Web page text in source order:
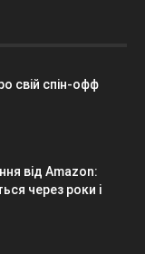
свій спін-офф
від Amazon:
через роки і